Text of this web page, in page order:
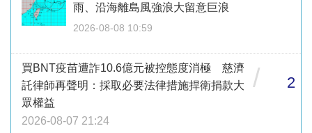
雨、沿海離島風強浪大留意巨浪
2026-08-08 10:59
買BNT疫苗遭詐10.6億元被控態度消極 慈濟
託律師再聲明：採取必要法律措施捍衛捐款大
眾權益
2026-08-07 21:24
/ 2